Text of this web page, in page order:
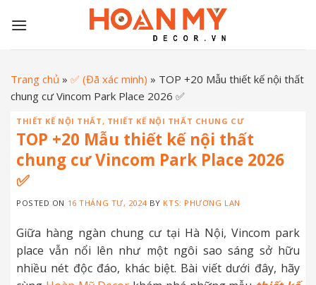
Trang chủ » ✅ (Đã xác minh) » TOP +20 Mẫu thiết kế nội thất
chung cư Vincom Park Place 2026 ✅
THIẾT KẾ NỘI THẤT, THIẾT KẾ NỘI THẤT CHUNG CƯ
TOP +20 Mẫu thiết kế nội thất
chung cư Vincom Park Place 2026
✅
POSTED ON 16 THÁNG TƯ, 2024BY KTS: PHƯƠNG LAN
Giữa hàng ngàn chung cư tại Hà Nội, Vincom park
place vẫn nổi lên như một ngôi sao sáng sở hữu
nhiều nét độc đáo, khác biệt. Bài viết dưới đây, hãy